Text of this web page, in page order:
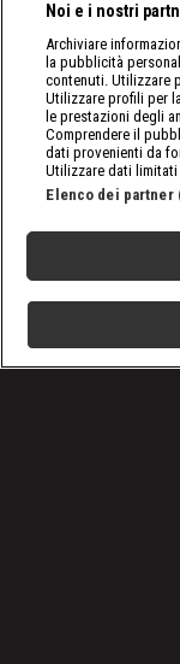
Noi e i nostri
Archiviare
la pubblicità
contenuti. Utilizzare
Utilizzare profili per
le prestazioni degli
Comprendere il
dati provenienti da
Utilizzare dati
Elenco dei